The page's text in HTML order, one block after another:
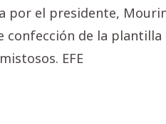
por el presidente,
confección de la
EFE